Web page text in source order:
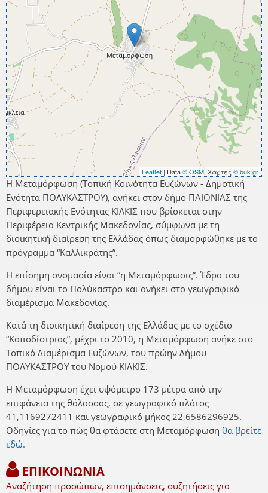
Leaflet | Data© OSM, Χάρτες © buk.gr
Η Μεταμόρφωση (Τοπική Κοινότητα Ευζώνων - Δημοτική
Ενότητα ΠΟΛΥΚΑΣΤΡΟΥ), ανήκει στον δήμο ΠΑΙΟΝΙΑΣ της
Περιφερειακής Ενότητας ΚΙΛΚΙΣ που βρίσκεται στην
Περιφέρεια Κεντρικής Μακεδονίας, σύμφωνα με τη
διοικητική διαίρεση της Ελλάδας όπως διαμορφώθηκε με το
πρόγραμμα “Καλλικράτης”.
Η επίσημη ονομασία είναι “η Μεταμόρφωσις”. Έδρα του
δήμου είναι το Πολύκαστρο και ανήκει στο γεωγραφικό
διαμέρισμα Μακεδονίας.
Κατά τη διοικητική διαίρεση της Ελλάδας με το σχέδιο
“Καποδίστριας”, μέχρι το 2010, η Μεταμόρφωση ανήκε στο
Τοπικό Διαμέρισμα Ευζώνων, του πρώην Δήμου
ΠΟΛΥΚΑΣΤΡΟΥ του Νομού ΚΙΛΚΙΣ.
Η Μεταμόρφωση έχει υψόμετρο 173 μέτρα από την
επιφάνεια της θάλασσας, σε γεωγραφικό πλάτος
41,1169272411 και γεωγραφικό μήκος 22,6586296925.
Οδηγίες για το πώς θα φτάσετε στη Μεταμόρφωση θα βρείτε
εδώ.
ΕΠΙΚΟΙΝΩΝΙΑ
Αναζήτηση προσώπων, επισημάνσεις, συζητήσεις για